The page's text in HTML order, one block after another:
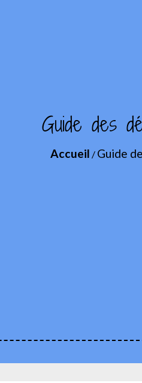
Guide des
Accueil / Guide